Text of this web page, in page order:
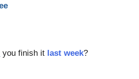
you finish it last week?